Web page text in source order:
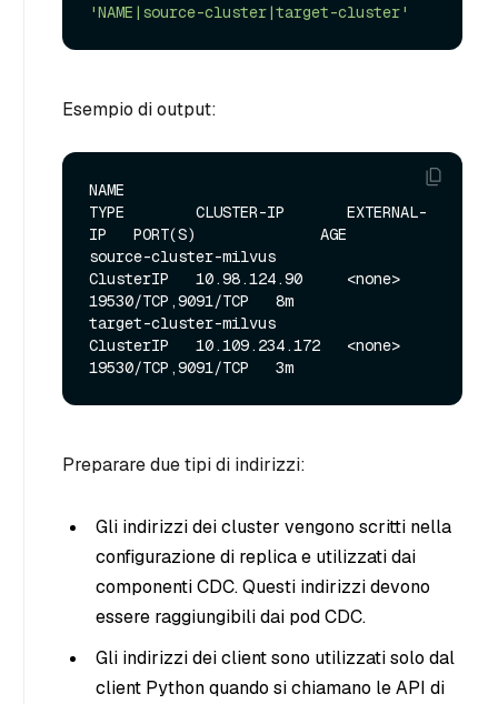
'NAME|source-cluster|target-cluster'
Esempio di output:
NAME
TYPE        CLUSTER-IP       EXTERNAL-
IP   PORT(S)              AGE
source-cluster-milvus
ClusterIP   10.98.124.90     <none>
19530/TCP,9091/TCP   8m
target-cluster-milvus
ClusterIP   10.109.234.172   <none>
Preparare due tipi di indirizzi:
Gli indirizzi dei cluster vengono scritti nella
configurazione di replica e utilizzati dai
componenti CDC. Questi indirizzi devono
essere raggiungibili dai pod CDC.
Gli indirizzi dei client sono utilizzati solo dal
client Python quando si chiamano le API di